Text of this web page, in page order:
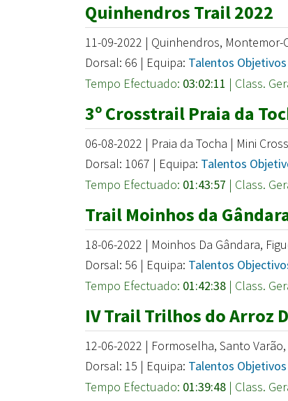
Quinhendros Trail 2022
11-09-2022 | Quinhendros, Montemor-
Dorsal: 66 | Equipa: Talentos Objetivos
Tempo Efectuado: 03:02:11 | Class.
3º Crosstrail Praia da
06-08-2022 | Praia da Tocha | Mini
Dorsal: 1067 | Equipa: Talentos
Tempo Efectuado: 01:43:57 | Class.
Trail Moinhos da
18-06-2022 | Moinhos Da Gândara,
Dorsal: 56 | Equipa: Talentos
Tempo Efectuado: 01:42:38 | Class.
IV Trail Trilhos do Arroz
12-06-2022 | Formoselha, Santo
Dorsal: 15 | Equipa: Talentos Objetivos
Tempo Efectuado: 01:39:48 | Class.